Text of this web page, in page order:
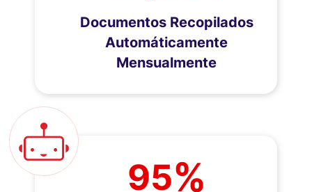
Documentos Recopilados
Automáticamente
Mensualmente
95%